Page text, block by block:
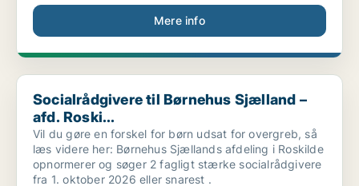
Mere info
Socialrådgivere til Børnehus Sjælland – afd. Roski...
Socialrådgivere til Børnehus Sjælland –
afd. Roski...
Vil du gøre en forskel for børn udsat for overgreb, så
læs videre her: Børnehus Sjællands afdeling i Roskilde
opnormerer og søger 2 fagligt stærke socialrådgivere
fra 1. oktober 2026 eller snarest .